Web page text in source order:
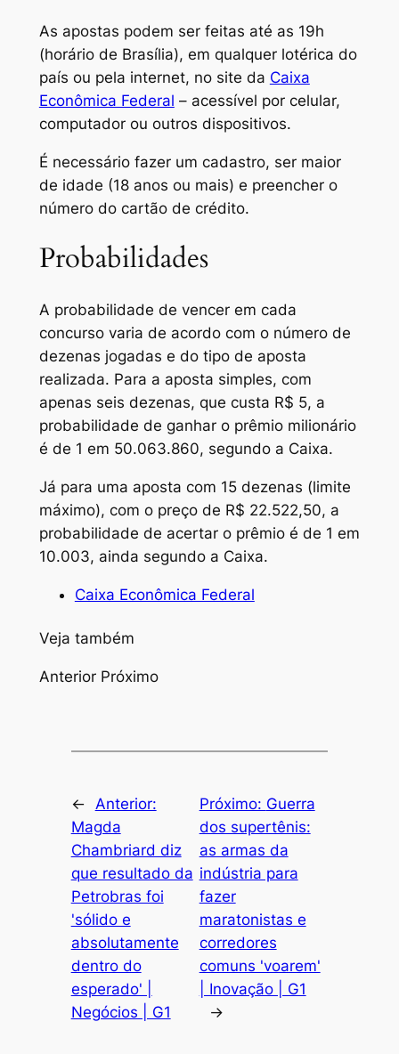
As apostas podem ser feitas até as 19h
(horário de Brasília), em qualquer lotérica do
país ou pela internet, no site da Caixa
Econômica Federal – acessível por celular,
computador ou outros dispositivos.
É necessário fazer um cadastro, ser maior
de idade (18 anos ou mais) e preencher o
número do cartão de crédito.
Probabilidades
A probabilidade de vencer em cada
concurso varia de acordo com o número de
dezenas jogadas e do tipo de aposta
realizada. Para a aposta simples, com
apenas seis dezenas, que custa R$ 5, a
probabilidade de ganhar o prêmio milionário
é de 1 em 50.063.860, segundo a Caixa.
Já para uma aposta com 15 dezenas (limite
máximo), com o preço de R$ 22.522,50, a
probabilidade de acertar o prêmio é de 1 em
10.003, ainda segundo a Caixa.
Caixa Econômica Federal
Veja também
Anterior Próximo
←
Anterior:
Magda
Chambriard diz
que resultado da
Petrobras foi
'sólido e
absolutamente
dentro do
esperado' |
Negócios | G1
Próximo: Guerra
dos supertênis:
as armas da
indústria para
fazer
maratonistas e
corredores
comuns 'voarem'
| Inovação | G1
→